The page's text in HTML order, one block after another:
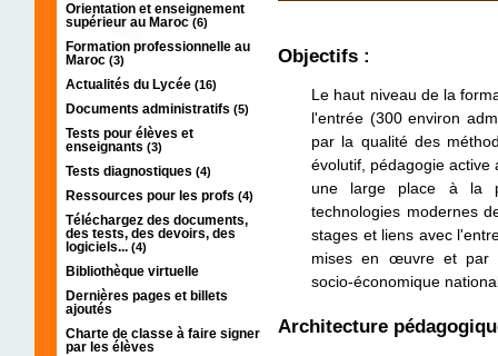
Orientation et enseignement
supérieur au Maroc (6)
Formation professionnelle au
Maroc (3)
Actualités du Lycée (16)
Documents administratifs (5)
Tests pour élèves et
enseignants (3)
Tests diagnostiques (4)
Ressources pour les profs (4)
Téléchargez des documents,
des tests, des devoirs, des
logiciels... (4)
Bibliothèque virtuelle
Dernières pages et billets
ajoutés
Charte de classe à faire signer
par les élèves
Objectifs :
Le haut niveau de la
l'entrée (300 environ
par la qualité des
évolutif, pédagogie active
une large place à la
technologies modernes
stages et liens avec
mises en œuvre et par
socio-économique
Architecture